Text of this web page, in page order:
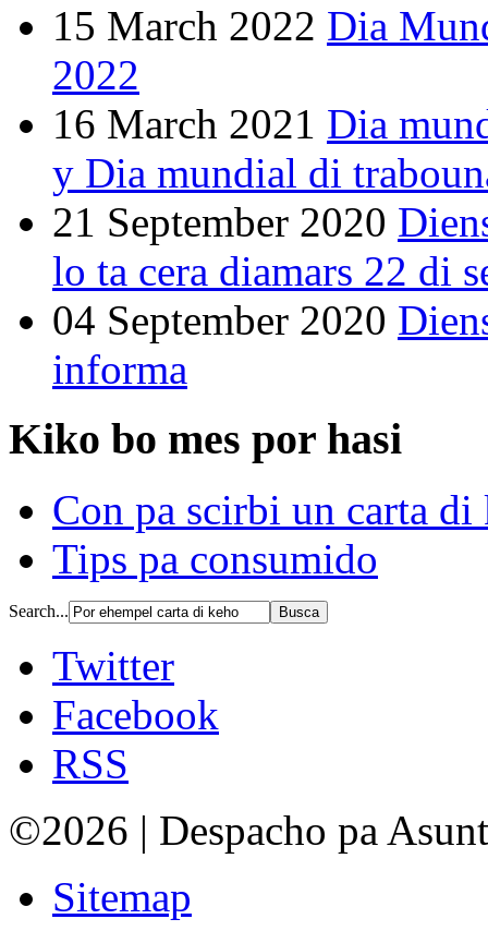
15 March 2022 Dia
2022
16 March 2021 Dia
y Dia mundial di
21 September 2020
lo ta cera diamars 22 di
04 September 2020
informa
Kiko bo mes por hasi
Con pa scirbi un carta di
Tips pa consumido
Search...
Twitter
Facebook
RSS
©2026 | Despacho pa
Sitemap